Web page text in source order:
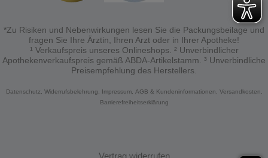
Bitte beachten Sie, dass Daten hierfür teilweise an
*Zu Risiken und Nebenwirkungen lesen Sie die Packungsbeilage und
fragen Sie Ihre Ärztin, Ihren Arzt oder in Ihrer Apotheke!
¹ Verkaufspreis unseres Onlineshops. ² Unverbindlicher
Apothekenverkaufspreis gemäß ABDA-Artikelstamm. ³ Unverbindliche
Preisempfehlung des Herstellers.
Datenschutz, Widerrufsbelehrung, Impressum, AGB & Kundeninformationen, Versandkosten,
Barrierefreiheitserklärung